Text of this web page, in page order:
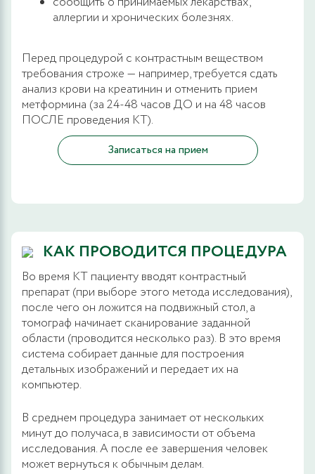
аллергии и хронических болезнях.
Перед процедурой с контрастным веществом
требования строже — например, требуется сдать
анализ крови на креатинин и отменить прием
метформина (за 24-48 часов ДО и на 48 часов
ПОСЛЕ проведения КТ).
Записаться на прием
КАК ПРОВОДИТСЯ ПРОЦЕДУРА
Во время КТ пациенту вводят контрастный
препарат (при выборе этого метода исследования),
после чего он ложится на подвижный стол, а
томограф начинает сканирование заданной
области (проводится несколько раз). В это время
система собирает данные для построения
детальных изображений и передает их на
компьютер.
В среднем процедура занимает от нескольких
минут до получаса, в зависимости от объема
исследования. А после ее завершения человек
может вернуться к обычным делам.